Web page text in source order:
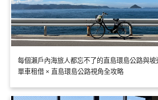
每個瀨戶內海旅人都忘不了的直島環島公路與坡
單車租借 × 直島環島公路視角全攻略